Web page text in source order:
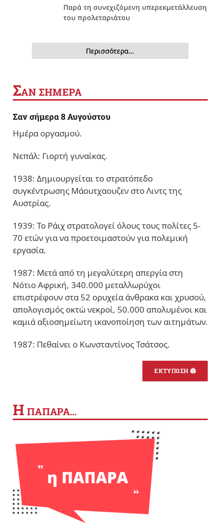
Παρά τη συνεχιζόμενη υπερεκμετάλλευση
του προλεταριάτου
Περισσότερα…
ΣΑΝ ΣΗΜΕΡΑ
Σαν σήμερα 8 Αυγούστου
Ημέρα οργασμού.
Νεπάλ: Γιορτή γυναίκας.
1938: Δημιουργείται το στρατόπεδο
συγκέντρωσης Μάουτχαουζεν στο Λιντς της
Αυστρίας.
1939: Το Ράιχ στρατολογεί όλους τους πολίτες 5-
70 ετών για να προετοιμαστούν για πολεμική
εργασία.
1987: Μετά από τη μεγαλύτερη απεργία στη
Νότιο Αφρική, 340.000 μεταλλωρύχοι
επιστρέφουν στα 52 ορυχεία άνθρακα και χρυσού,
απολογισμός οκτώ νεκροί, 50.000 απολυμένοι και
καμιά αξιοσημείωτη ικανοποίηση των αιτημάτων.
1987: Πεθαίνει ο Κωνσταντίνος Τσάτσος.
ΕΚΤΥΠΩΣΗ 🖨
Η ΠΑΠΑΡΑ…